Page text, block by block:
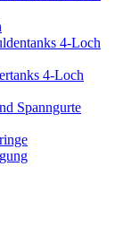
4-Loch
4-Loch
Spanngurte